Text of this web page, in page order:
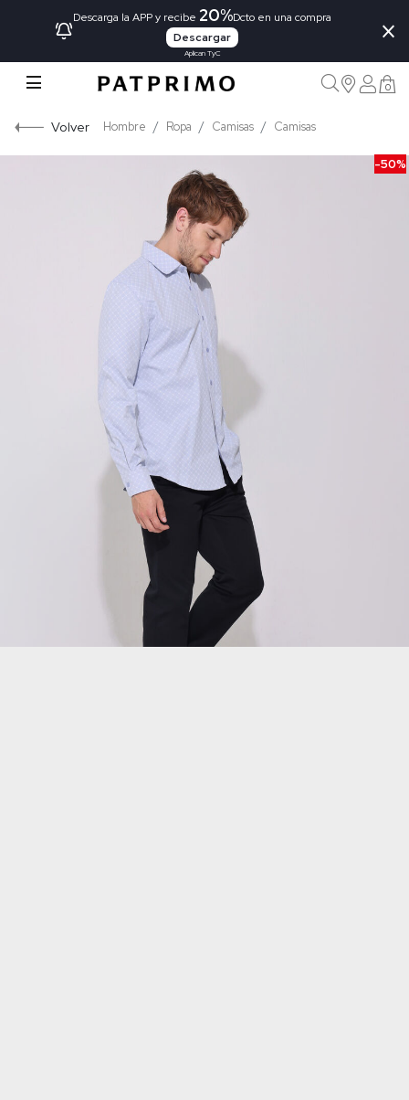
Descarga la APP y recibe 20%Dcto en una compra
Descargar
Aplican TyC
×
0
Volver Hombre Ropa Camisas Camisas
-50%